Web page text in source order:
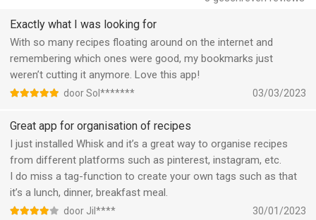
• Nutrition tracking with adaptive meal plans to help you meet
your goals.
• Save and reuse unlimited meal plans anytime.
Plus, connect seamlessly with Samsung SmartThings Cooking
more ways to eat well — your way.
Download Samsung Food today and take the hassle out of
meal planning, shopping, and cooking.
Questions? Contact us at support@samsungfood.com
Exactly what I was looking for
With so many recipes floating around on the internet and
remembering which ones were good, my bookmarks just
weren’t cutting it anymore. Love this app!
door Sol******* 03/03/2023
Great app for organisation of recipes
I just installed Whisk and it’s a great way to organise recipes
from different platforms such as pinterest, instagram, etc.
I do miss a tag-function to create your own tags such as that
it’s a lunch, dinner, breakfast meal.
door Jil**** 30/01/2023